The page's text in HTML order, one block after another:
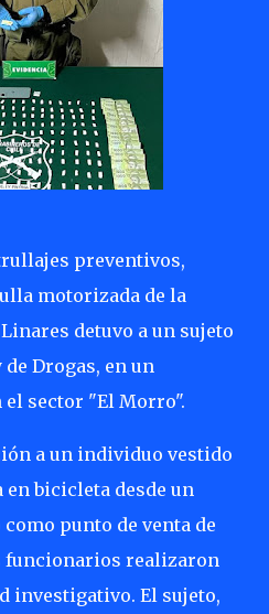
preventivos,
motorizada de la
detuvo a un sujeto
Drogas, en un
sector "El Morro".
a un individuo vestido
en bicicleta desde un
punto de venta de
funcionarios realizaron
investigativo. El sujeto,